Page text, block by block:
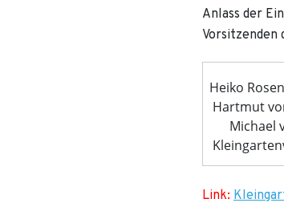
Anlass der
Vorsitzenden
Heiko
Hartmut
Michael
Link: